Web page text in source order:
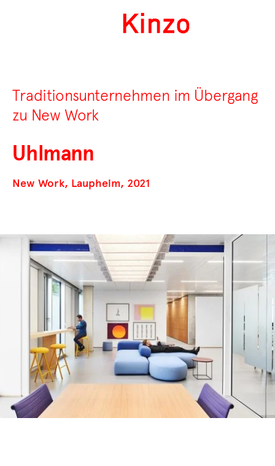
Traditionsunternehmen im Übergang
zu New Work
Uhlmann
New Work, Laupheim, 2021